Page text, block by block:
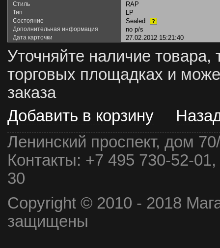
Стиль RAP
Тип LP
Состояние Sealed ?
Дополнительная информация no p/s
Дата карточки 27.02.2012 15:21:40
Уточняйте наличие товара,
торговых площадках и
заказа
Добавить в корзину
Ленинский проспект, дом
Контакты: +7 495 730-52-
30
Copyright © 2010 - 2018
защищены